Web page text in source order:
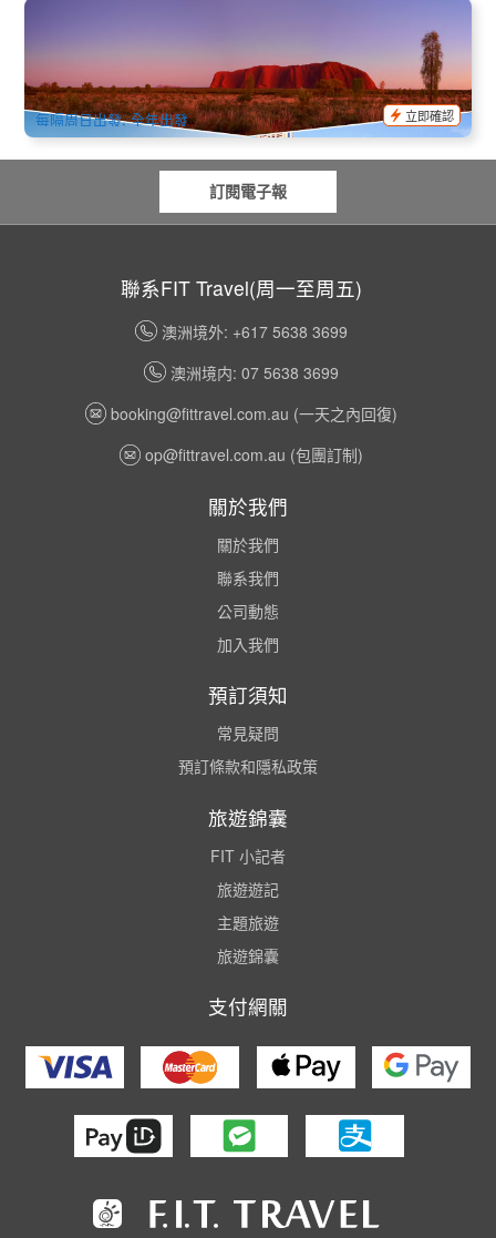
德萊德結束) 途經地下小鎮
AUD $1,121.00 $1,345.00
AYQ08124
每隔周日出發, 全年出發
立即確認
訂閱電子報
聯系FIT Travel(周一至周五)
澳洲境外: +617 5638 3699
澳洲境内: 07 5638 3699
booking@fittravel.com.au (一天之內回復)
op@fittravel.com.au (包團訂制)
關於我們
關於我們
聯系我們
公司動態
加入我們
預訂須知
常見疑問
預訂條款和隱私政策
旅遊錦囊
FIT 小記者
旅遊遊記
主題旅遊
旅遊錦囊
支付網關